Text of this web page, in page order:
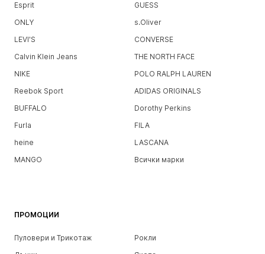
Esprit
GUESS
ONLY
s.Oliver
LEVI'S
CONVERSE
Calvin Klein Jeans
THE NORTH FACE
NIKE
POLO RALPH LAUREN
Reebok Sport
ADIDAS ORIGINALS
BUFFALO
Dorothy Perkins
Furla
FILA
heine
LASCANA
MANGO
Всички марки
ПРОМОЦИИ
Пуловери и Трикотаж
Рокли